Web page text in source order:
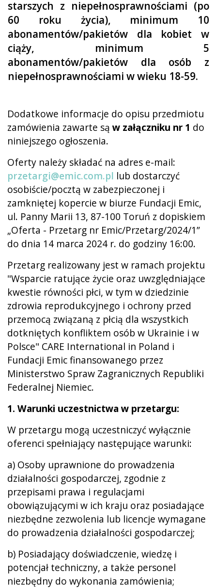
starszych z niepełnosprawnościami (po
60 roku życia), minimum 10
abonamentów/pakietów dla kobiet w
ciąży, minimum 5
abonamentów/pakietów dla osób z
niepełnosprawnościami w wieku 18-59.
Dodatkowe informacje do opisu przedmiotu
zamówienia zawarte sąw załączniku nr 1 do
niniejszego ogłoszenia.
Oferty należy składać na adres e-mail:
przetargi@emic.com.pl lub dostarczyć
osobiście/pocztą w zabezpieczonej i
zamkniętej kopercie w biurze Fundacji Emic,
ul. Panny Marii 13, 87-100 Toruń z dopiskiem
„Oferta - Przetarg nr Emic/Przetarg/2024/1”
do dnia 14 marca 2024 r. do godziny 16:00.
Przetarg realizowany jest w ramach projektu
"Wsparcie ratujące życie oraz uwzględniające
kwestie równości płci, w tym w dziedzinie
zdrowia reprodukcyjnego i ochrony przed
przemocą związaną z płcią dla wszystkich
dotkniętych konfliktem osób w Ukrainie i w
Polsce" CARE International in Poland i
Fundacji Emic finansowanego przez
Ministerstwo Spraw Zagranicznych Republiki
Federalnej Niemiec.
1. Warunki uczestnictwa w przetargu:
W przetargu mogą uczestniczyć wyłącznie
oferenci spełniający następujące warunki:
a) Osoby uprawnione do prowadzenia
działalności gospodarczej, zgodnie z
przepisami prawa i regulacjami
obowiązującymi w ich kraju oraz posiadające
niezbędne zezwolenia lub licencje wymagane
do prowadzenia działalności gospodarczej;
b) Posiadający doświadczenie, wiedzę i
potencjał techniczny, a także personel
niezbędny do wykonania zamówienia;